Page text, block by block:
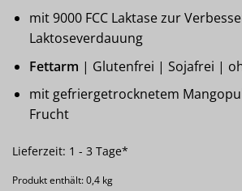
mit 9000 FCC Laktase zur
Laktoseverdauung
Fettarm | Glutenfrei | Sojafrei |
mit gefriergetrocknetem
Frucht
Lieferzeit: 1 - 3 Tage*
Produkt enthält: 0,4 kg